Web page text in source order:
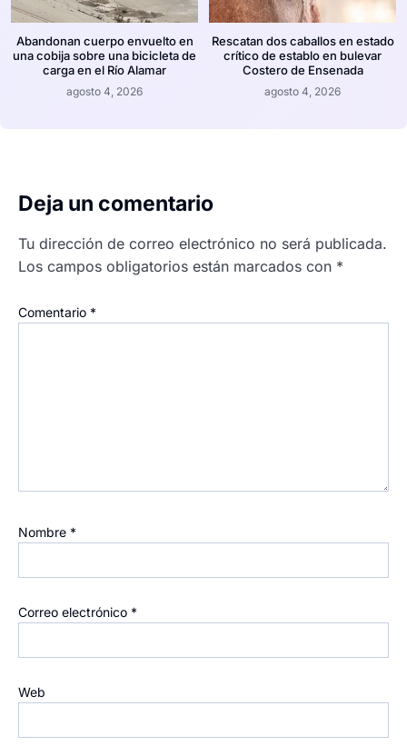
Abandonan cuerpo envuelto en
una cobija sobre una bicicleta de
carga en el Río Alamar
agosto 4, 2026
Rescatan dos caballos en estado
crítico de establo en bulevar
Costero de Ensenada
agosto 4, 2026
Deja un comentario
Tu dirección de correo electrónico no será publicada.
Los campos obligatorios están marcados con *
Comentario *
Nombre *
Correo electrónico *
Web